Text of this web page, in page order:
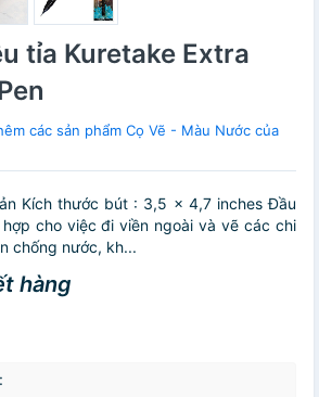
tỉa Kuretake Extra
các sản phẩm Cọ Vẽ - Màu Nước của
Kích thước bút : 3,5 x 4,7 inches Đầu
cho việc đi viền ngoài và vẽ các chi
chống nước, kh...
hàng